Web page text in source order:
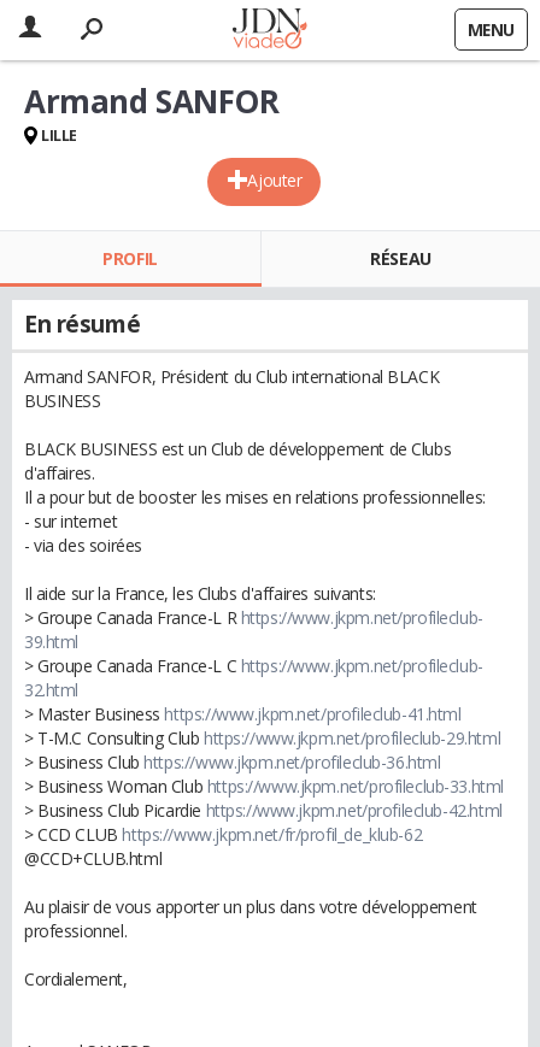
MENU
Ajouter
Armand SANFOR
LILLE
PROFIL RÉSEAU
En résumé
Armand SANFOR, Président du Club international BLACK
BUSINESS
BLACK BUSINESS est un Club de développement de Clubs
d'affaires.
Il a pour but de booster les mises en relations professionnelles:
- sur internet
- via des soirées
Il aide sur la France, les Clubs d'affaires suivants:
> Groupe Canada France-L Rhttps://www.jkpm.net/profileclub-
39.html
> Groupe Canada France-L C https://www.jkpm.net/profileclub-
32.html
> Master Businesshttps://www.jkpm.net/profileclub-41.html
> T-M.C Consulting Club https://www.jkpm.net/profileclub-29.html
> Business Clubhttps://www.jkpm.net/profileclub-36.html
> Business Woman Club https://www.jkpm.net/profileclub-33.html
> Business Club Picardie https://www.jkpm.net/profileclub-42.html
> CCD CLUBhttps://www.jkpm.net/fr/profil_de_klub-62
@CCD+CLUB.html
Au plaisir de vous apporter un plus dans votre développement
professionnel.
Cordialement,